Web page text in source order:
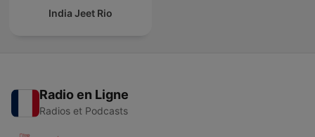
India Jeet Rio
Radio en Ligne
Radios et Podcasts